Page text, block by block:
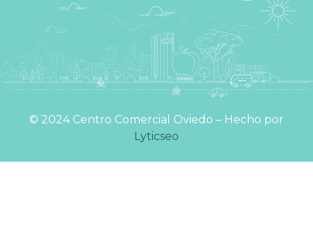
©️ 2024 Centro Comercial Oviedo – Hecho por
Lyticseo